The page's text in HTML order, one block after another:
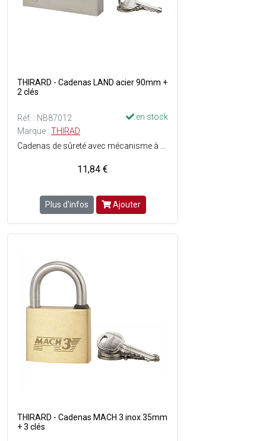
THIRARD - Cadenas LAND acier 90mm +
2 clés
Réf. : NB87012
en stock
Marque : THIRAD
11,84 €
Plus d'infos Ajouter
THIRARD - Cadenas MACH 3 inox 35mm
+ 3 clés